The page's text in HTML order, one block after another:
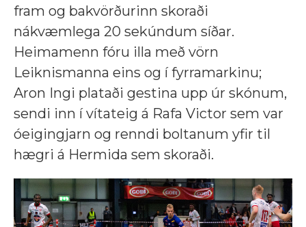
fram og bakvörðurinn skoraði
nákvæmlega 20 sekúndum síðar.
Heimamenn fóru illa með vörn
Leiknismanna eins og í fyrramarkinu;
Aron Ingi plataði gestina upp úr skónum,
sendi inn í vítateig á Rafa Victor sem var
óeigingjarn og renndi boltanum yfir til
hægri á Hermida sem skoraði.